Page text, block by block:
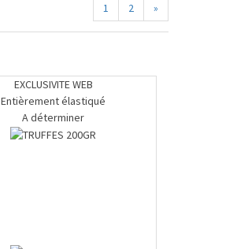
1 2 »
EXCLUSIVITE WEB
Entièrement élastiqué
A déterminer